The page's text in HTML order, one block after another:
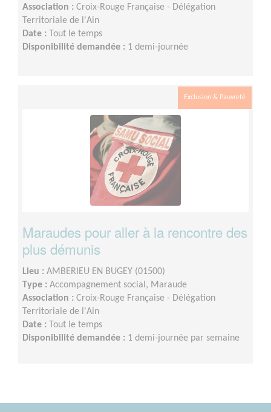
Association : Croix-Rouge Française - Délégation
Territoriale de l'Ain
Date : Tout le temps
Disponibilité demandée : 1 demi-journée
Exclusion & Pauvreté
Maraudes pour aller à la rencontre des
plus démunis
Lieu : AMBERIEU EN BUGEY (01500)
Type : Accompagnement social, Maraude
Association : Croix-Rouge Française - Délégation
Territoriale de l'Ain
Date : Tout le temps
Disponibilité demandée : 1 demi-journée par semaine